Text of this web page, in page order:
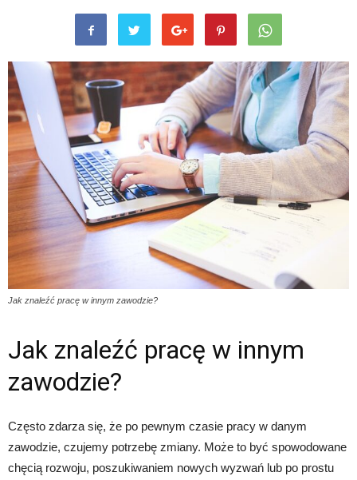
Jak znaleźć pracę w innym zawodzie?
Jak znaleźć pracę w innym
zawodzie?
Często zdarza się, że po pewnym czasie pracy w danym
zawodzie, czujemy potrzebę zmiany. Może to być spowodowane
chęcią rozwoju, poszukiwaniem nowych wyzwań lub po prostu